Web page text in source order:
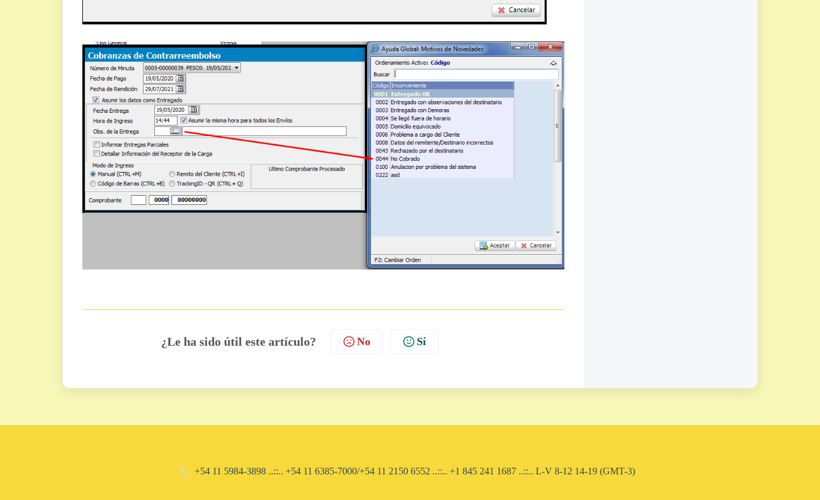
¿Le ha sido útil este artículo? No Sí
+54 11 5984-3898 ..::.. +54 11 6385-7000/+54 11 2150 6552 ..::.. ​+1 845 241 1687 ..::.. L-V 8-12 14-19 (GMT-3)